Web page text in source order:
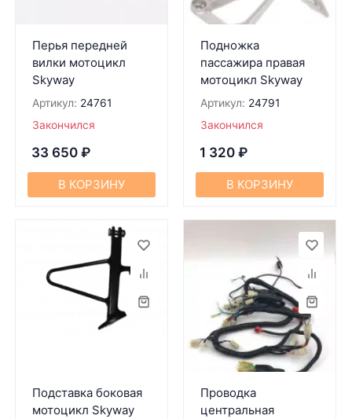
Перья передней
вилки мотоцикл
Skyway
Артикул: 24761
Закончился
33 650 ₽
В КОРЗИНУ
Подножка
пассажира правая
мотоцикл Skyway
Артикул: 24791
Закончился
1 320 ₽
В КОРЗИНУ
Подставка боковая
мотоцикл Skyway
Проводка
центральная